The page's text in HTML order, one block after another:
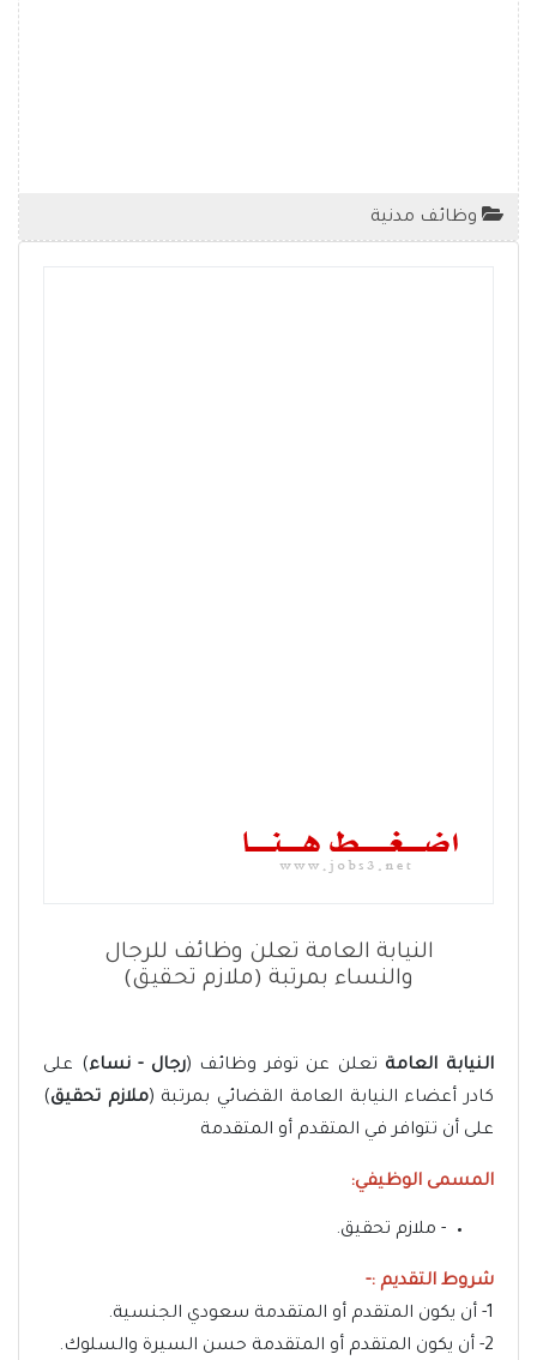
وظائف مدنية
النيابة العامة تعلن وظائف للرجال
والنساء بمرتبة (ملازم تحقيق)
النيابة العامة تعلن عن توفر وظائف (رجال - نساء) على
كادر أعضاء النيابة العامة القضائي بمرتبة (ملازم تحقيق)
على أن تتوافر في المتقدم أو المتقدمة
المسمى الوظيفي:
- ملازم تحقيق.
شروط التقديم :-
1- أن يكون المتقدم أو المتقدمة سعودي الجنسية.
2- أن يكون المتقدم أو المتقدمة حسن السيرة والسلوك.